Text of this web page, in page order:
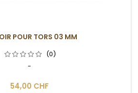
POUR TORS 03 MM
(0)
-
54,00 CHF